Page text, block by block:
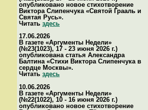
опубликовано новое стихотворение
Виктора Слипенчука «Святой Грааль и
Святая Русь».
Читать здесь
17.06.2026
В газете «Аргументы Недели»
(№23(1023), 17 - 23 июня 2026 г.)
опубликована статья Александра
Балтина «Стихи Виктора Слипенчука в
сердце Москвы».
Читать здесь
10.06.2026
В газете «Аргументы Недели»
(№22(1022), 10 - 16 июня 2026 г.)
опубликовано новое стихотворение